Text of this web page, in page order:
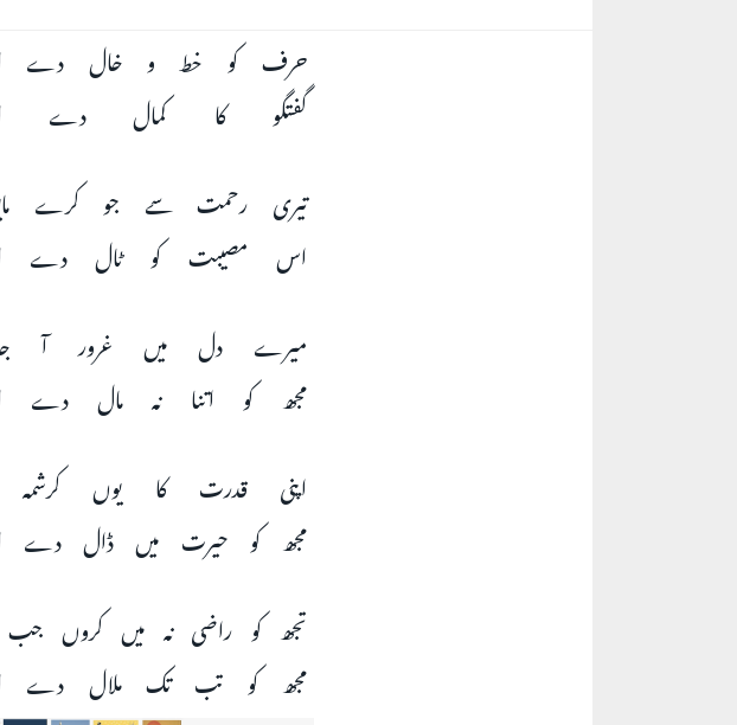
حرف کو خط و خال دے
گفتگو کا کمال دے
تیری رحمت سے جو کرے
اس مصیبت کو ٹال دے
میرے دل میں غرور آ
مجھ کو اتنا نہ مال دے
اپنی قدرت کا یوں کرشمہ
مجھ کو حیرت میں ڈال دے
تجھ کو راضی نہ میں کروں
مجھ کو تب تک ملال دے